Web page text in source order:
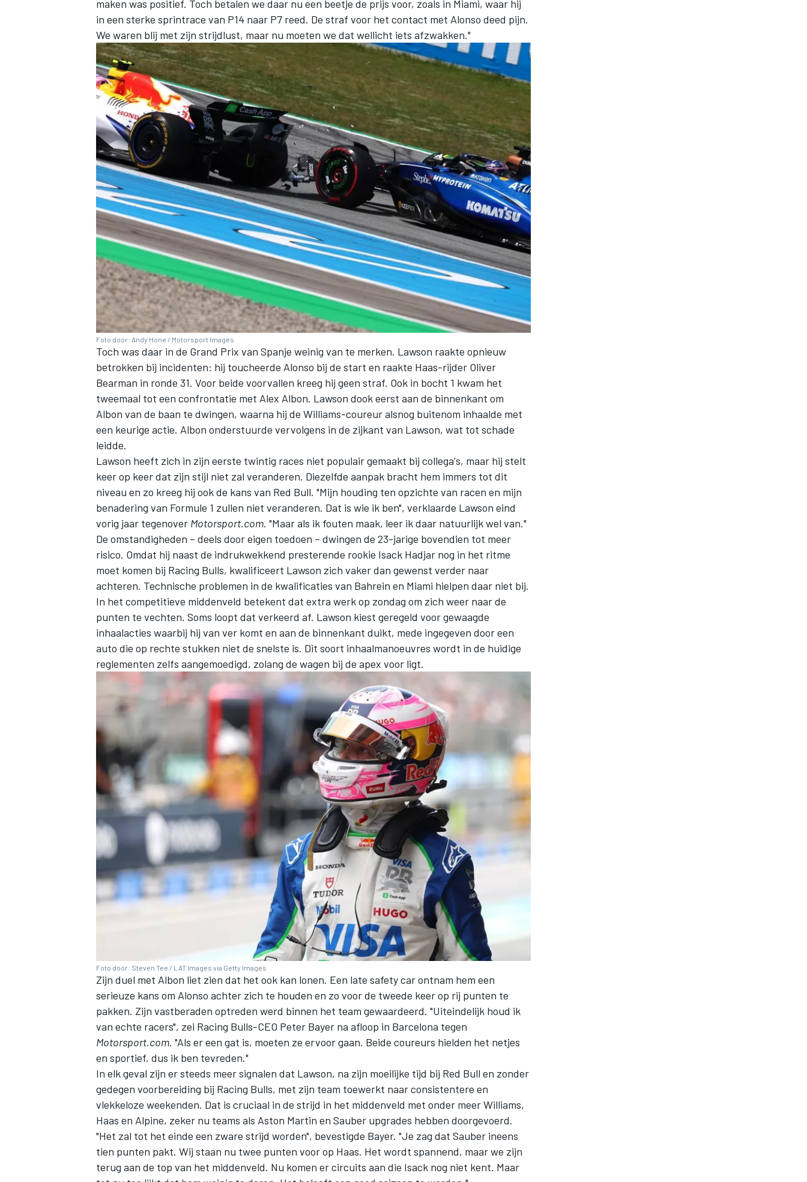
MEER RACEKLASSEN
maken was positief. Toch betalen we daar nu een beetje de prijs voor, zoals in Miami, waar hij
in een sterke sprintrace van P14 naar P7 reed. De straf voor het contact met Alonso deed pijn.
We waren blij met zijn strijdlust, maar nu moeten we dat wellicht iets afzwakken."
Foto door: Andy Hone / Motorsport Images
Toch was daar in de Grand Prix van Spanje weinig van te merken. Lawson raakte opnieuw
betrokken bij incidenten: hij toucheerde Alonso bij de start en raakte Haas-rijder Oliver
Bearman in ronde 31. Voor beide voorvallen kreeg hij geen straf. Ook in bocht 1 kwam het
tweemaal tot een confrontatie met Alex Albon. Lawson dook eerst aan de binnenkant om
Albon van de baan te dwingen, waarna hij de Williams-coureur alsnog buitenom inhaalde met
een keurige actie. Albon onderstuurde vervolgens in de zijkant van Lawson, wat tot schade
leidde.
Lawson heeft zich in zijn eerste twintig races niet populair gemaakt bij collega's, maar hij stelt
keer op keer dat zijn stijl niet zal veranderen. Diezelfde aanpak bracht hem immers tot dit
niveau en zo kreeg hij ook de kans van Red Bull. "Mijn houding ten opzichte van racen en mijn
benadering van Formule 1 zullen niet veranderen. Dat is wie ik ben", verklaarde Lawson eind
vorig jaar tegenover Motorsport.com. "Maar als ik fouten maak, leer ik daar natuurlijk wel van."
De omstandigheden – deels door eigen toedoen – dwingen de 23-jarige bovendien tot meer
risico. Omdat hij naast de indrukwekkend presterende rookie Isack Hadjar nog in het ritme
moet komen bij Racing Bulls, kwalificeert Lawson zich vaker dan gewenst verder naar
achteren. Technische problemen in de kwalificaties van Bahrein en Miami hielpen daar niet bij.
In het competitieve middenveld betekent dat extra werk op zondag om zich weer naar de
punten te vechten. Soms loopt dat verkeerd af. Lawson kiest geregeld voor gewaagde
inhaalacties waarbij hij van ver komt en aan de binnenkant duikt, mede ingegeven door een
auto die op rechte stukken niet de snelste is. Dit soort inhaalmanoeuvres wordt in de huidige
reglementen zelfs aangemoedigd, zolang de wagen bij de apex voor ligt.
Foto door: Steven Tee / LAT Images via Getty Images
Zijn duel met Albon liet zien dat het ook kan lonen. Een late safety car ontnam hem een
serieuze kans om Alonso achter zich te houden en zo voor de tweede keer op rij punten te
pakken. Zijn vastberaden optreden werd binnen het team gewaardeerd. "Uiteindelijk houd ik
van echte racers", zei Racing Bulls-CEO Peter Bayer na afloop in Barcelona tegen
Motorsport.com. "Als er een gat is, moeten ze ervoor gaan. Beide coureurs hielden het netjes
en sportief, dus ik ben tevreden."
In elk geval zijn er steeds meer signalen dat Lawson, na zijn moeilijke tijd bij Red Bull en zonder
gedegen voorbereiding bij Racing Bulls, met zijn team toewerkt naar consistentere en
vlekkeloze weekenden. Dat is cruciaal in de strijd in het middenveld met onder meerWilliams,
Haas en Alpine, zeker nu teams als Aston Martin en Sauber upgrades hebben doorgevoerd.
"Het zal tot het einde een zware strijd worden", bevestigde Bayer. "Je zag dat Sauber ineens
tien punten pakt. Wij staan nu twee punten voor op Haas. Het wordt spannend, maar we zijn
terug aan de top van het middenveld. Nu komen er circuits aan die Isack nog niet kent. Maar